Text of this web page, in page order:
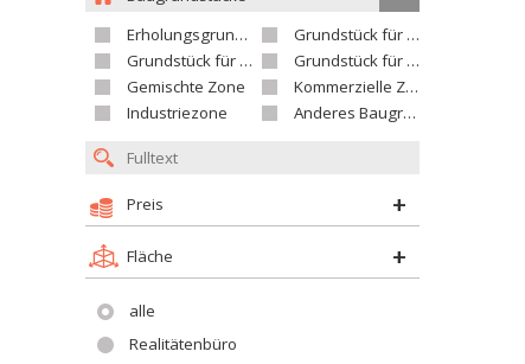
Erholungsgrundstück
Grundstück für Einfamilienhäuser
Grundstück für Wohnhäuser
Grundstück für Versorgungseinrichtungen
Gemischte Zone
Kommerzielle Zone
Industriezone
Anderes Baugrundstück
Preis
Fläche
alle
Realitätenbüro